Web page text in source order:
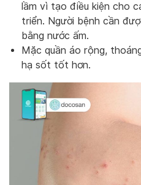
lầm vì tạo điều kiện cho
triển. Người bệnh cần
bằng nước ấm.
Mặc quần áo rộng,
hạ sốt tốt hơn.